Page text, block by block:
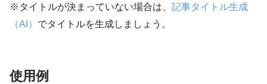
※タイトルが決まっていない場合は、 記事タイトル生成
（AI） でタイトルを生成しましょう。
使用例